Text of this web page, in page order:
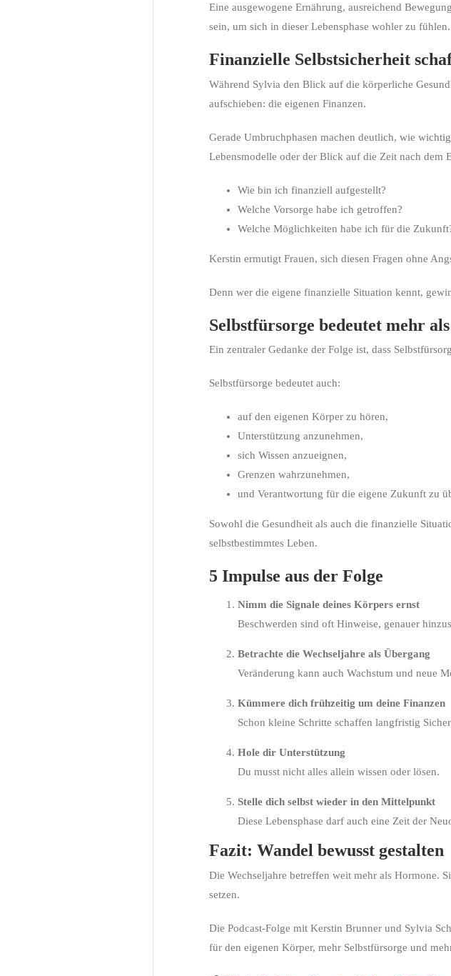
Eine ausgewogene Ernährung, ausreichend
sein, um sich in dieser Lebensphase wohler zu fühlen.
Finanzielle Selbstsicherheit
Während Sylvia den Blick auf die körperliche
aufschieben: die eigenen Finanzen.
Gerade Umbruchphasen machen deutlich, wie
Lebensmodelle oder der Blick auf die Zeit nach dem
Wie bin ich finanziell aufgestellt?
Welche Vorsorge habe ich getroffen?
Welche Möglichkeiten habe ich für die
Kerstin ermutigt Frauen, sich diesen Fragen ohne
Denn wer die eigene finanzielle Situation kennt,
Selbstfürsorge bedeutet mehr
Ein zentraler Gedanke der Folge ist, dass
Selbstfürsorge bedeutet auch:
auf den eigenen Körper zu hören,
Unterstützung anzunehmen,
sich Wissen anzueignen,
Grenzen wahrzunehmen,
und Verantwortung für die eigene Zukunft zu
Sowohl die Gesundheit als auch die finanzielle
selbstbestimmtes Leben.
5 Impulse aus der Folge
Nimm die Signale deines Körpers ernst
Beschwerden sind oft Hinweise, genauer
Betrachte die Wechseljahre als Übergang
Veränderung kann auch Wachstum und neue
Kümmere dich frühzeitig um deine Finanzen
Schon kleine Schritte schaffen langfristig
Hole dir Unterstützung
Du musst nicht alles allein wissen oder lösen.
Stelle dich selbst wieder in den Mittelpunkt
Diese Lebensphase darf auch eine Zeit der
Fazit: Wandel bewusst gestalten
Die Wechseljahre betreffen weit mehr als Hormone.
setzen.
Die Podcast-Folge mit Kerstin Brunner und Sylvia
für den eigenen Körper, mehr Selbstfürsorge und